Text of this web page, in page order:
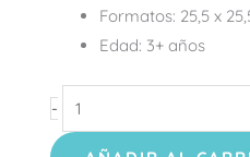
Formatos: 25,5 x
Edad: 3+ años
-